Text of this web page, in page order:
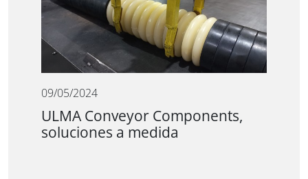
09/05/2024
ULMA Conveyor Components,
soluciones a medida